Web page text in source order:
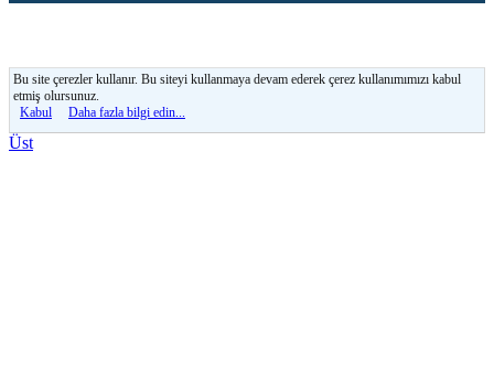
Bu site çerezler kullanır. Bu siteyi kullanmaya devam ederek çerez kullanımımızı kabul
etmiş olursunuz.
Kabul
Daha fazla bilgi edin...
Üst